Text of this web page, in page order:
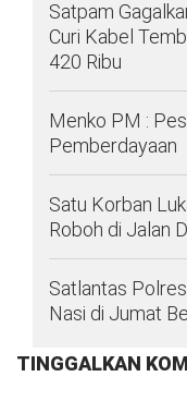
Satpam
Curi Kabel
420 Ribu
Menko PM :
Pemberdayaan
Satu Korban
Roboh di Jalan
Satlantas
Nasi di Jumat
TINGGALKAN